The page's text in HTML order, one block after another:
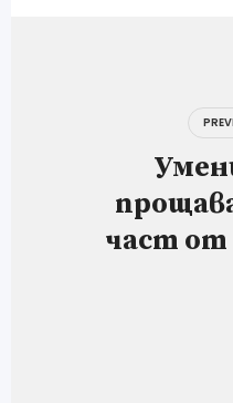
част от